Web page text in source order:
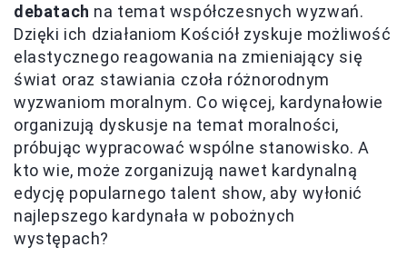
debatach na temat współczesnych wyzwań.
Dzięki ich działaniom Kościół zyskuje możliwość
elastycznego reagowania na zmieniający się
świat oraz stawiania czoła różnorodnym
wyzwaniom moralnym. Co więcej, kardynałowie
organizują dyskusje na temat moralności,
próbując wypracować wspólne stanowisko. A
kto wie, może zorganizują nawet kardynalną
edycję popularnego talent show, aby wyłonić
najlepszego kardynała w pobożnych
występach?